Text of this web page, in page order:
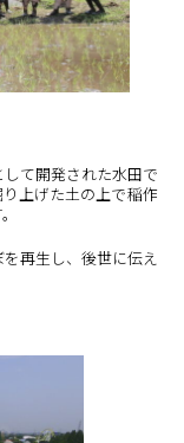
て開発された水田で
上げた土の上で稲作
再生し、後世に伝え